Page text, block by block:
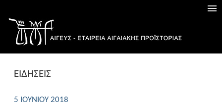
ΕΙΔΗΣΕΙΣ
5 ΙΟΥΝΊΟΥ 2018